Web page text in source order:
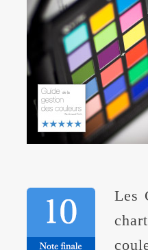
Les